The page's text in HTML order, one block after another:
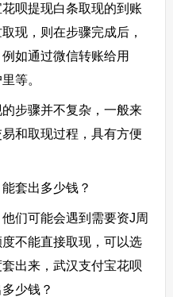
呗提现白条取现的到账
现，则在步骤完成后，
如通过微信转账给用
等。
步骤并不复杂，一般来
和取现过程，具有方便
套出多少钱？
们可能会遇到需要资J周
不能直接取现，可以选
出来，武汉支付宝花呗
少钱？